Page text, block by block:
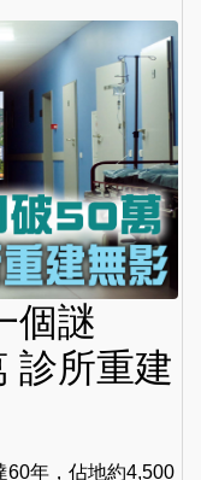
個謎
診所重建
60年，佔地約4,500